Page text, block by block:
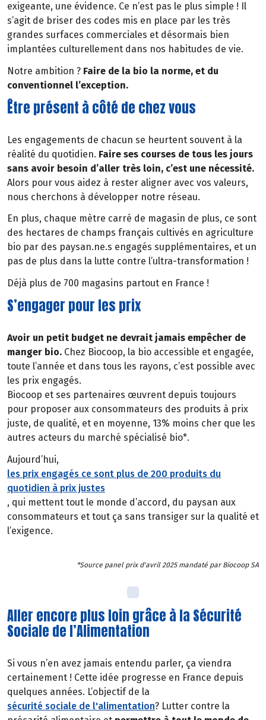
exigeante, une évidence. Ce n’est pas le plus simple ! Il
s’agit de briser des codes mis en place par les très
grandes surfaces commerciales et désormais bien
implantées culturellement dans nos habitudes de vie.
Notre ambition ? Faire de la bio la norme, et du
conventionnel l’exception.
Être présent à côté de chez vous
Les engagements de chacun se heurtent souvent à la
réalité du quotidien. Faire ses courses de tous les jours
sans avoir besoin d’aller très loin, c’est une nécessité.
Alors pour vous aidez à rester aligner avec vos valeurs,
nous cherchons à développer notre réseau.
En plus, chaque mètre carré de magasin de plus, ce sont
des hectares de champs français cultivés en agriculture
bio par des paysan.ne.s engagés supplémentaires, et un
pas de plus dans la lutte contre l’ultra-transformation !
Déjà plus de 700 magasins partout en France !
S’engager pour les prix
Avoir un petit budget ne devrait jamais empêcher de
manger bio. Chez Biocoop, la bio accessible et engagée,
toute l’année et dans tous les rayons, c’est possible avec
les prix engagés.
Biocoop et ses partenaires œuvrent depuis toujours
pour proposer aux consommateurs des produits à prix
juste, de qualité, et en moyenne, 13% moins cher que les
autres acteurs du marché spécialisé bio*.
Aujourd’hui,
les prix engagés ce sont plus de 200 produits du
quotidien à prix justes
, qui mettent tout le monde d’accord, du paysan aux
consommateurs et tout ça sans transiger sur la qualité et
l’exigence.
*Source panel prix d'avril 2025 mandaté par Biocoop SA
Aller encore plus loin grâce à la Sécurité
Sociale de l’Alimentation
Si vous n’en avez jamais entendu parler, ça viendra
certainement ! Cette idée progresse en France depuis
quelques années. L’objectif de la
sécurité sociale de l'alimentation? Lutter contre la